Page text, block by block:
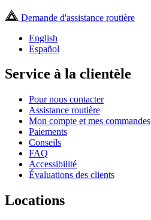
Demande d'assistance routière
English
Español
Service à la clientèle
Pour nous contacter
Assistance routière
Mon compte et mes commandes
Paiements
Conseils
FAQ
Accessibilité
Évaluations des clients
Locations